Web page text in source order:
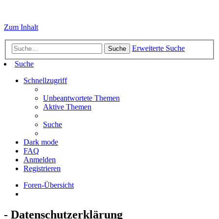
Zum Inhalt
Suche
Erweiterte Suche
Suche
Schnellzugriff
Unbeantwortete Themen
Aktive Themen
Suche
Dark mode
FAQ
Anmelden
Registrieren
Foren-Übersicht
- Datenschutzerklärung